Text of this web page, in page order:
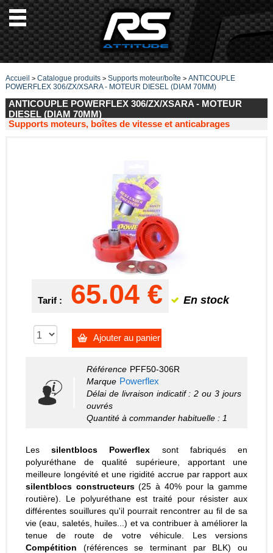
Accueil > Catalogue produits> Supports moteur/boîte > ANTICOUPLE
POWERFLEX 306/ZX/XSARA - MOTEUR DIESEL (DIAM 70MM)
ANTICOUPLE POWERFLEX 306/ZX/XSARA - MOTEUR
DIESEL (DIAM 70MM)
Supports moteurs, boîtes de vitesse et anticabrages
Tarif : 65.04 € En stock
Ajouter au panier
Référence PFF50-306R
Marque Powerflex
Délai de livraison indicatif : 2 ou 3 jours
ouvrés
Quantité à commander habituelle : 1
Lessilentblocs Powerflex sont fabriqués en
polyuréthane de qualité supérieure, apportant une
meilleure longévité et une rigidité accrue par rapport aux
silentblocs constructeurs(25 à 40% pour la gamme
routière). Le polyuréthane est traité pour résister aux
différentes souillures qu'il pourrait rencontrer au fil de sa
vie (eau, saletés, huiles...) et va contribuer à améliorer la
tenue de route de votre véhicule. Les versions
Compétition (références se terminant par BLK) ou